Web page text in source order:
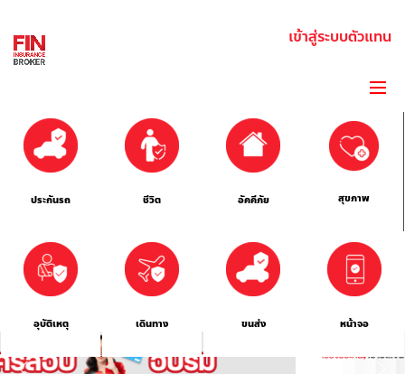
เข้าสู่ระบบตัวแทน
ประกันรถ ชีวิต อัคคีภัย สุขภาพ
อุบัติเหตุ เดินทาง ขนส่ง หน้าจอ